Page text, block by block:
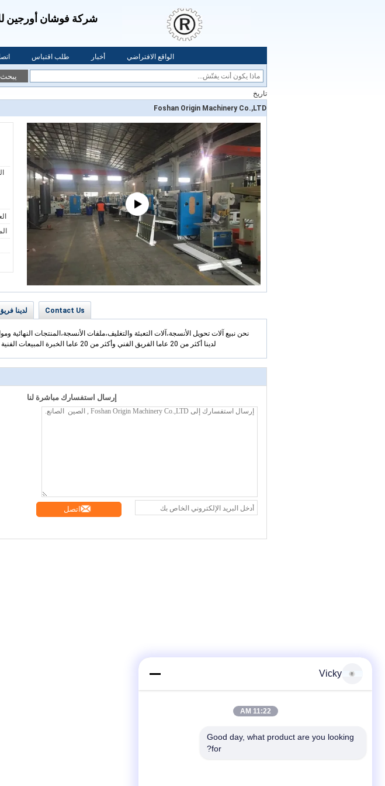
شركة فوشان أورجين
طلب اقتباس أخبار الواقع الافتراضي
يبحث
تاريخ
Foshan Origin Machinery Co.,LTD
لدينا Contact Us
نحن نبيع آلات تحويل الأنسجة،آلات التعبئة والتغليف،ملفات الأنسجة،المنتجات النهائية
لدينا أكثر من 20 عاما الفريق الفني وأكثر من 20 عاما الخبرة المبيعات الفنية يمكن أن توفر أفضل بعد الخدمة لك!
إرسال استفسارك مباشرة لنا
اتصل
Vicky
11:22 AM
Good day, what product are you looking
for?